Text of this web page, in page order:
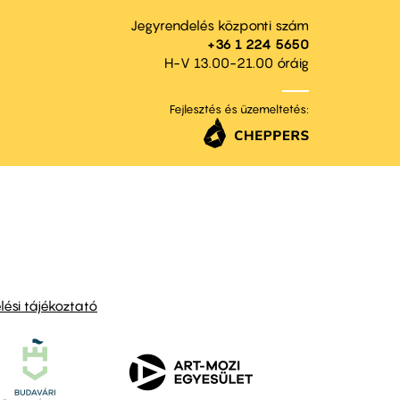
Jegyrendelés központi szám
+36 1 224 5650
H-V 13.00-21.00 óráig
Fejlesztés és üzemeltetés:
tájékoztató